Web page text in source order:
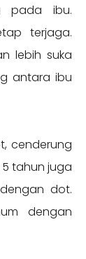
pada ibu.
terjaga.
lebih suka
antara ibu
cenderung
5 tahun juga
dot.
dengan